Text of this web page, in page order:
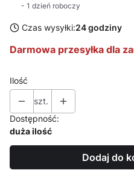
- 1 dzień roboczy
Czas wysyłki:24 godziny
Darmowa przesyłka dla
Ilość
szt.
Dostępność:
duża ilość
Dodaj do